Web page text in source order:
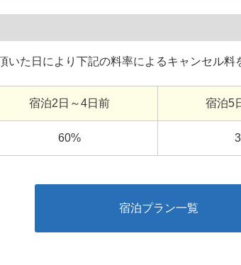
た日により下記の料率によるキャンセル料
宿泊2日～4日前 宿泊5
60%
宿泊プラン一覧